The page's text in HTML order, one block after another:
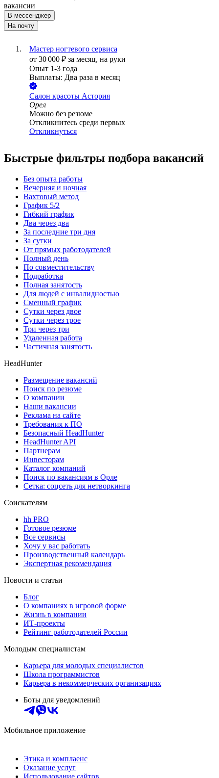
вакансии
В мессенджер
На почту
Мастер ногтевого сервиса
от 30 000 ₽ за месяц, на руки
Опыт 1-3 года
Выплаты: Два раза в месяц
Салон красоты Астория
Орел
Можно без резюме
Откликнитесь среди первых
Откликнуться
Быстрые фильтры подбора вакансий
Без опыта работы
Вечерняя и ночная
Вахтовый метод
График 5/2
Гибкий график
Два через два
За последние три дня
За сутки
От прямых работодателей
Полный день
По совместительству
Подработка
Полная занятость
Для людей с инвалидностью
Сменный график
Сутки через двое
Сутки через трое
Три через три
Удаленная работа
Частичная занятость
HeadHunter
Размещение вакансий
Поиск по резюме
О компании
Наши вакансии
Реклама на сайте
Требования к ПО
Безопасный HeadHunter
HeadHunter API
Партнерам
Инвесторам
Каталог компаний
Поиск по вакансиям в Орле
Сетка: соцсеть для нетворкинга
Соискателям
hh PRO
Готовое резюме
Все сервисы
Хочу у вас работать
Производственный календарь
Экспертная рекомендация
Новости и статьи
Блог
О компаниях в игровой форме
Жизнь в компании
ИТ-проекты
Рейтинг работодателей России
Молодым специалистам
Карьера для молодых специалистов
Школа программистов
Карьера в некоммерческих организациях
Боты для уведомлений
Мобильное приложение
Этика и комплаенс
Оказание услуг